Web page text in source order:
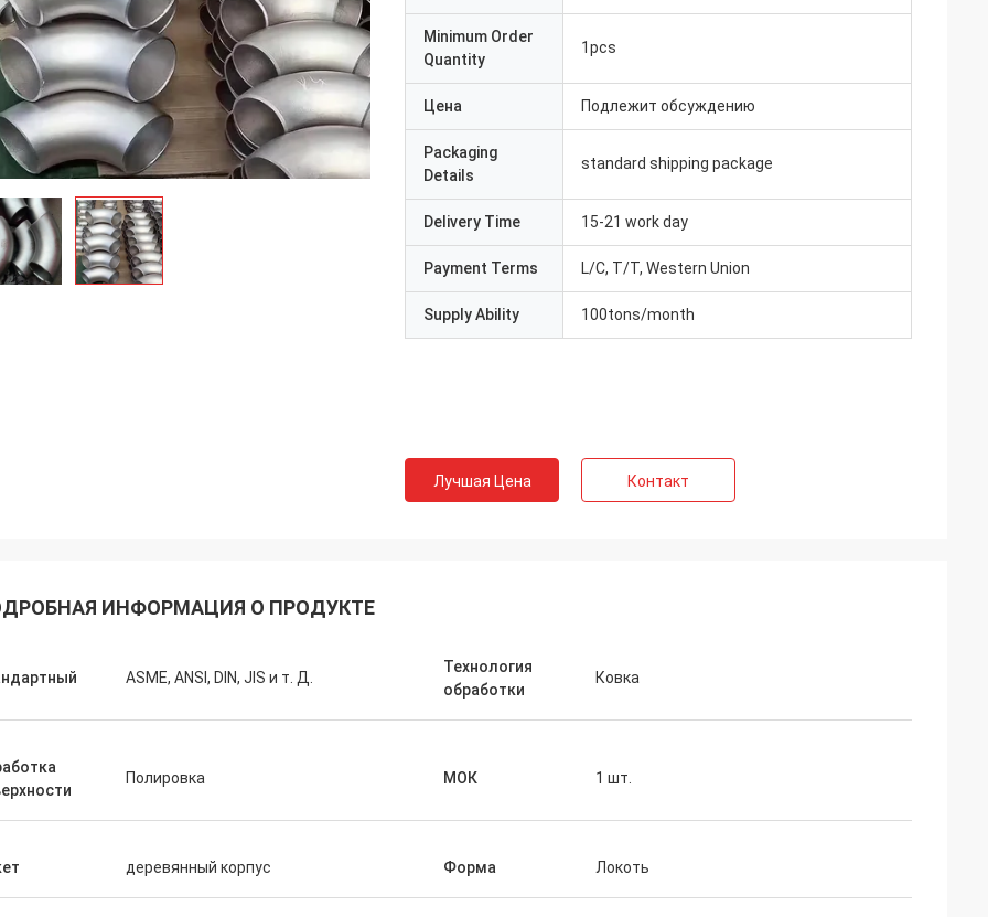
Minimum Order
Quantity
1pcs
Цена Подлежит обсуждению
Packaging
Details
standard shipping package
Delivery Time 15-21 work day
Payment Terms L/C, T/T, Western Union
Supply Ability 100tons/month
Лучшая Цена Контакт
ИНФОРМАЦИЯ О ПРОДУКТЕ
ASME, ANSI, DIN, JIS и т. Д.
Технология
обработки
Ковка
Полировка МОК 1 шт.
деревянный корпус Форма Локоть